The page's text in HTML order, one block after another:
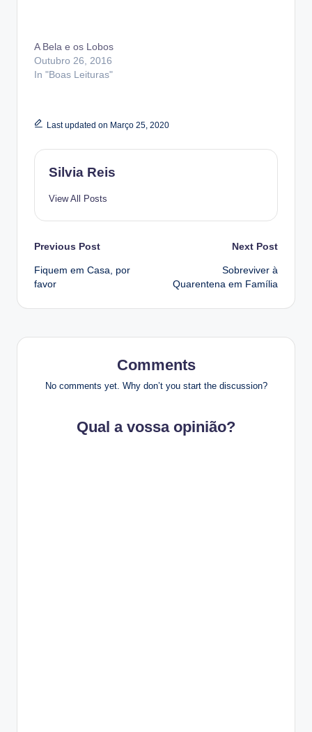
A Bela e os Lobos
Outubro 26, 2016
In "Boas Leituras"
Last updated on Março 25, 2020
Silvia Reis
View All Posts
Post
navigation
Previous Post
Fiquem em Casa, por
favor
Next Post
Sobreviver à
Quarentena em Família
Comments
No comments yet. Why don’t you start the discussion?
Qual a vossa opinião?